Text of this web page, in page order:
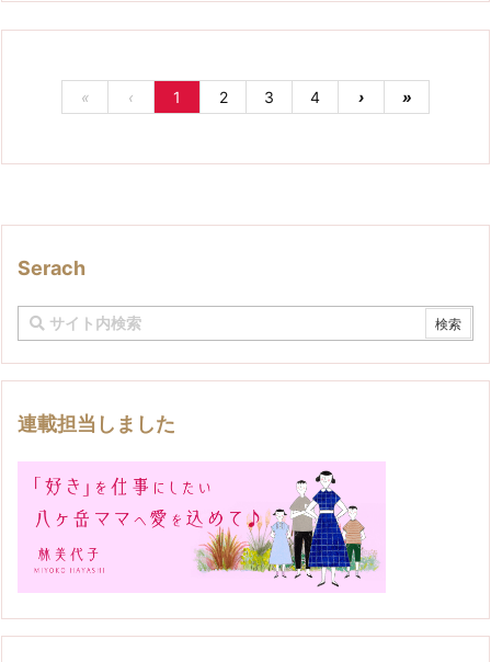
« ‹ 1 2 3 4 › »
Serach
連載担当しました